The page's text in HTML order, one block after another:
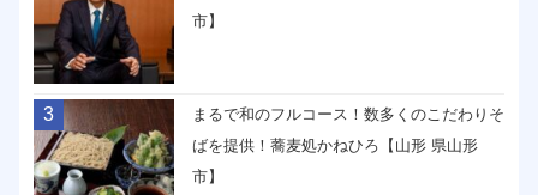
市】
3
まるで和のフルコース！数多くのこだわりそ
ばを提供！蕎麦処かねひろ【山形 県山形
市】